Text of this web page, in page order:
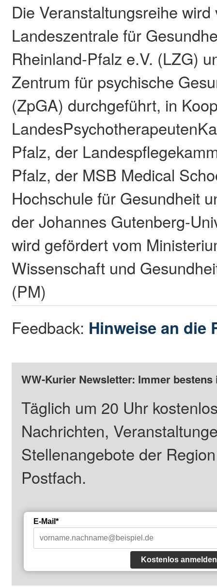
Die Veranstaltungsreihe wird
Landeszentrale für
Rheinland-Pfalz e.V. (LZG)
Zentrum für psychische
(ZpGA) durchgeführt, in
Pfalz, der
Pfalz, der MSB Medical
Hochschule für Gesundheit
der Johannes Gutenberg-
wird gefördert vom
Wissenschaft und
(PM)
Feedback: Hinweise an die
WW-Kurier Newsletter: Immer
Täglich um 20 Uhr
Nachrichten,
Stellenangebote der
Postfach.
E-Mail*
Kostenlos anmelden